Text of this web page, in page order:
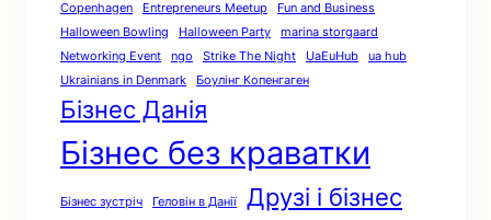
Copenhagen
Entrepreneurs Meetup
Fun and Business
Halloween Bowling
Halloween Party
marina storgaard
Networking Event
ngo Strike The Night UaEuHub
ua hub
Ukrainians in Denmark
Боулінг Копенгаген
Бізнес Данія
Бізнес без краватки
Бізнес зустріч Геловін в Данії Друзі і бізнес